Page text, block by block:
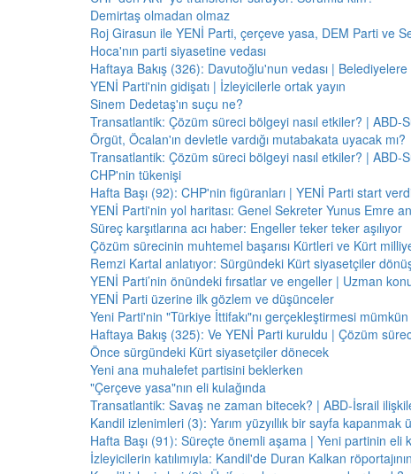
Demirtaş olmadan olmaz
Roj Girasun ile YENİ Parti, çerçeve yasa, DEM Parti ve
Hoca'nın parti siyasetine vedası
Haftaya Bakış (326): Davutoğlu'nun vedası |
YENİ Parti'nin gidişatı | İzleyicilerle ortak yayın
Sinem Dedetaş'ın suçu ne?
Transatlantik: Çözüm süreci bölgeyi nasıl etkiler? | ABD-
Örgüt, Öcalan'ın devletle vardığı mutabakata uyacak mı?
Transatlantik: Çözüm süreci bölgeyi nasıl etkiler? | ABD-
CHP'nin tükenişi
Hafta Başı (92): CHP'nin figüranları | YENİ Parti start
YENİ Parti'nin yol haritası: Genel Sekreter Yunus Emre
Süreç karşıtlarına acı haber: Engeller teker teker aşılıyor
Çözüm sürecinin muhtemel başarısı Kürtleri ve Kürt
Remzi Kartal anlatıyor: Sürgündeki Kürt siyasetçiler dönüş
YENİ Parti’nin önündeki fırsatlar ve engeller | Uzman
YENİ Parti üzerine ilk gözlem ve düşünceler
Yeni Parti'nin "Türkiye İttifakı"nı gerçekleştirmesi
Haftaya Bakış (325): Ve YENİ Parti kuruldu | Çözüm
Önce sürgündeki Kürt siyasetçiler dönecek
Yeni ana muhalefet partisini beklerken
"Çerçeve yasa"nın eli kulağında
Transatlantik: Savaş ne zaman bitecek? | ABD-İsrail
Kandil izlenimleri (3): Yarım yüzyıllık bir sayfa kapanmak
Hafta Başı (91): Süreçte önemli aşama | Yeni partinin eli
İzleyicilerin katılımıyla: Kandil'de Duran Kalkan